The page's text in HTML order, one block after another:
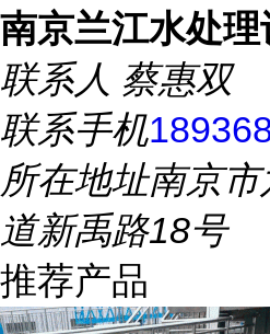
南京兰江水处理
联系人 蔡惠双
联系手机
所在地址南京
道新禹路18号
推荐产品